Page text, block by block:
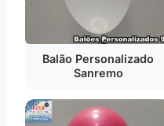
Balão Personalizado
Sanremo